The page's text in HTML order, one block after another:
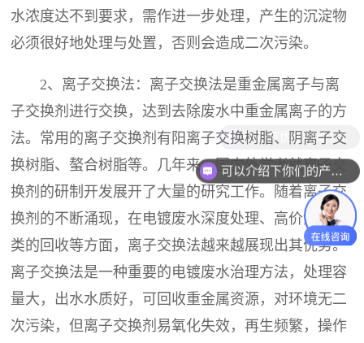
水浓度达不到要求，需作进一步处理，产生的沉淀物
必须很好地处理与处置，否则会造成二次污染。
2、离子交换法：离子交换法是重金属离子与离
子交换剂进行交换，达到去除废水中重金属离子的方
法。常用的离子交换剂有阳离子交换树脂、阴离子交
换树脂、螯合树脂等。几年来，国内外学者就离子交
换剂的研制开发展开了大量的研究工作。随着离子交
换剂的不断涌现，在电镀废水深度处理、高价金属盐
类的回收等方面，离子交换法越来越展现出其优势。
离子交换法是一种重要的电镀废水治理方法，处理容
量大，出水水质好，可回收重金属资源，对环境无二
次污染，但离子交换剂易氧化失效，再生频繁，操作
现在有优惠活动么？